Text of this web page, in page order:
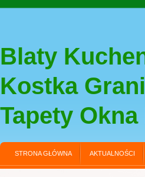
Blaty
Kostka
Tapety
STRONA GŁÓWNA AKTUALNOŚCI